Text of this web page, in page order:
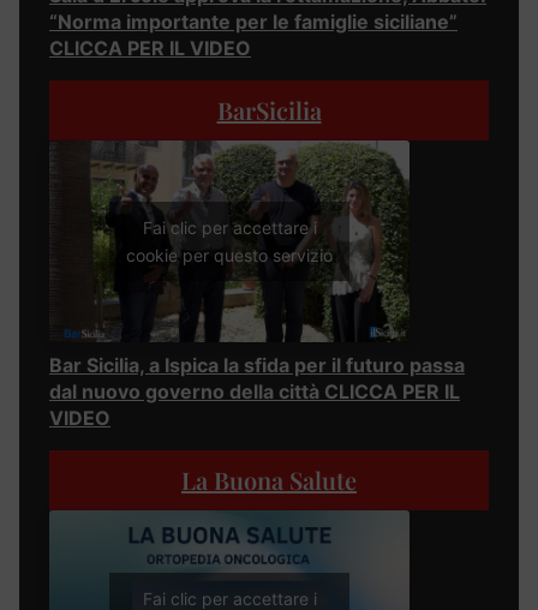
“Norma importante per le famiglie siciliane”
CLICCA PER IL VIDEO
BarSicilia
Fai clic per accettare i
cookie per questo servizio
Bar Sicilia, a Ispica la sfida per il futuro passa
dal nuovo governo della città CLICCA PER IL
VIDEO
La Buona Salute
Fai clic per accettare i